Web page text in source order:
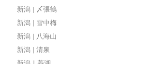
新潟 | 〆張鶴
新潟 | 雪中梅
新潟 | 八海山
新潟 | 清泉